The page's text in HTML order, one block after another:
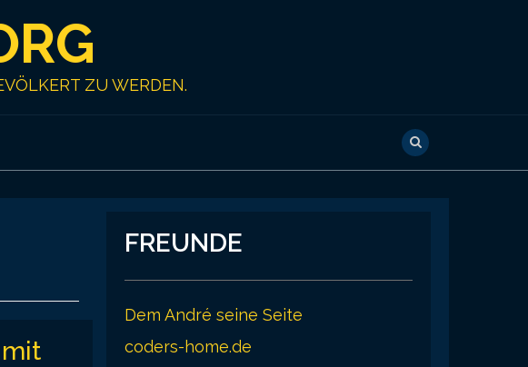
ZU WERDEN.
FREUNDE
Dem André seine Seite
coders-home.de